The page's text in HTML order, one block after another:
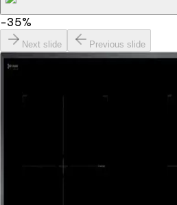
−35%
Next slide Previous slide